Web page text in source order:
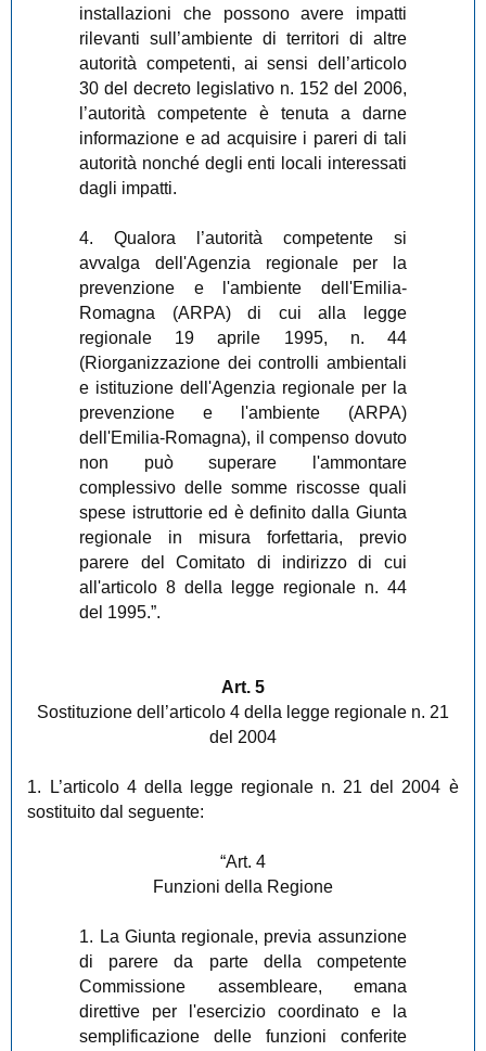
installazioni che possono avere impatti
rilevanti sull’ambiente di territori di altre
autorità competenti, ai sensi dell’articolo
30 del decreto legislativo n. 152 del 2006,
l’autorità competente è tenuta a darne
informazione e ad acquisire i pareri di tali
autorità nonché degli enti locali interessati
dagli impatti.
4. Qualora l’autorità competente si
avvalga dell'Agenzia regionale per la
prevenzione e l'ambiente dell'Emilia-
Romagna (ARPA) di cui alla legge
regionale 19 aprile 1995, n. 44
(Riorganizzazione dei controlli ambientali
e istituzione dell'Agenzia regionale per la
prevenzione e l'ambiente (ARPA)
dell'Emilia-Romagna), il compenso dovuto
non può superare l'ammontare
complessivo delle somme riscosse quali
spese istruttorie ed è definito dalla Giunta
regionale in misura forfettaria, previo
parere del Comitato di indirizzo di cui
all'articolo 8 della legge regionale n. 44
del 1995.”.
Art. 5
Sostituzione dell’articolo 4 della legge regionale n. 21
del 2004
1. L’articolo 4 della legge regionale n. 21 del 2004 è
sostituito dal seguente:
“Art. 4
Funzioni della Regione
1. La Giunta regionale, previa assunzione
di parere da parte della competente
Commissione assembleare, emana
direttive per l'esercizio coordinato e la
semplificazione delle funzioni conferite